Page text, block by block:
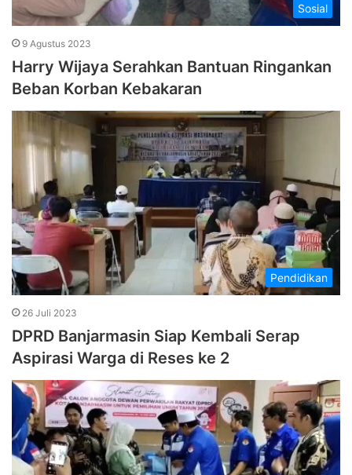
Sosial
9 Agustus 2023
Harry Wijaya Serahkan Bantuan Ringankan
Beban Korban Kebakaran
Pendidikan
26 Juli 2023
DPRD Banjarmasin Siap Kembali Serap
Aspirasi Warga di Reses ke 2